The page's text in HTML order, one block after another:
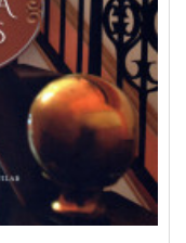
WISHLIST